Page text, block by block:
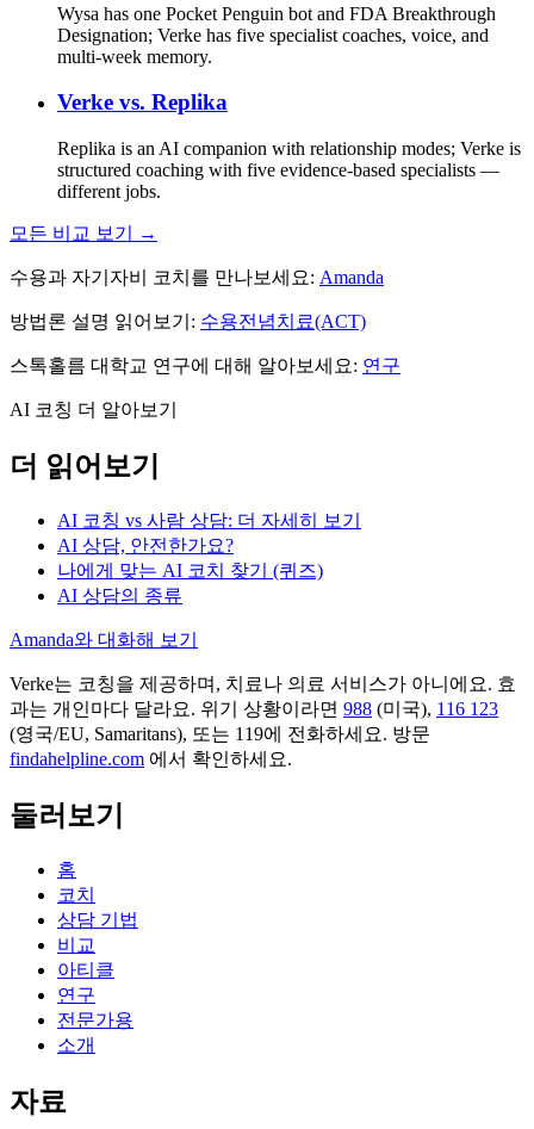
Wysa has one Pocket Penguin bot and FDA Breakthrough
Designation; Verke has five specialist coaches, voice, and
multi-week memory.
Verke vs. Replika
Replika is an AI companion with relationship modes; Verke is
structured coaching with five evidence-based specialists —
different jobs.
모든 비교 보기 →
수용과 자기자비 코치를 만나보세요: Amanda
방법론 설명 읽어보기: 수용전념치료(ACT)
스톡홀름 대학교 연구에 대해 알아보세요: 연구
AI 코칭 더 알아보기
더 읽어보기
AI 코칭 vs 사람 상담: 더 자세히 보기
AI 상담, 안전한가요?
나에게 맞는 AI 코치 찾기 (퀴즈)
AI 상담의 종류
Amanda와 대화해 보기
Verke는 코칭을 제공하며, 치료나 의료 서비스가 아니에요. 효
과는 개인마다 달라요. 위기 상황이라면 988 (미국), 116 123
(영국/EU, Samaritans), 또는 119에 전화하세요. 방문
findahelpline.com 에서 확인하세요.
둘러보기
홈
코치
상담 기법
비교
아티클
연구
전문가용
소개
자료